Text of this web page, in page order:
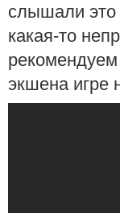
слышали это
какая-то
рекомендуем
экшена игре